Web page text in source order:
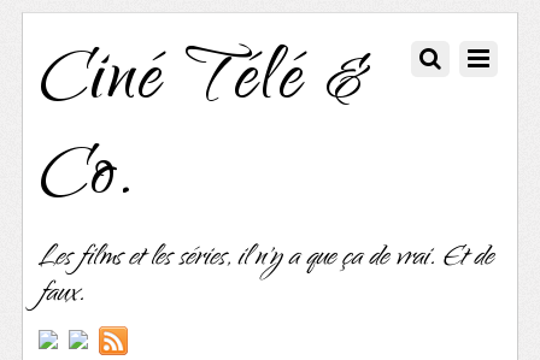
Ciné Télé &
Co.
Les films et les séries, il n'y a que ça de vrai. Et de
faux.